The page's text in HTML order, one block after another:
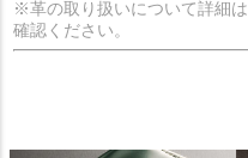
※革の取り扱いについて詳細は
確認ください。